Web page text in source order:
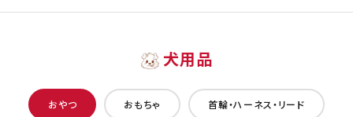
犬用品
おやつ おもちゃ 首輪・ハーネス・リード